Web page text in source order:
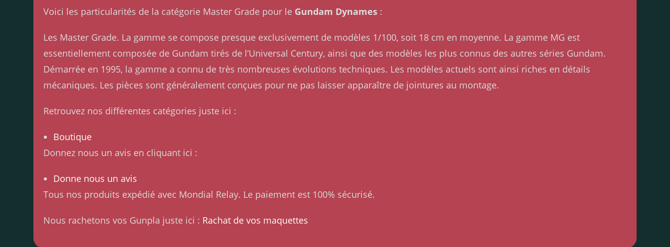
Voici les particularités de la catégorie Master Grade pour le Gundam Dynames :
Les Master Grade. La gamme se compose presque exclusivement de modèles 1/100, soit 18 cm en moyenne. La gamme MG est
essentiellement composée de Gundam tirés de l’Universal Century, ainsi que des modèles les plus connus des autres séries Gundam.
Démarrée en 1995, la gamme a connu de très nombreuses évolutions techniques. Les modèles actuels sont ainsi riches en détails
mécaniques. Les pièces sont généralement conçues pour ne pas laisser apparaître de jointures au montage.
Retrouvez nos différentes catégories juste ici :
Boutique
Donnez nous un avis en cliquant ici :
Donne nous un avis
Tous nos produits expédié avec Mondial Relay. Le paiement est 100% sécurisé.
Nous rachetons vos Gunpla juste ici : Rachat de vos maquettes